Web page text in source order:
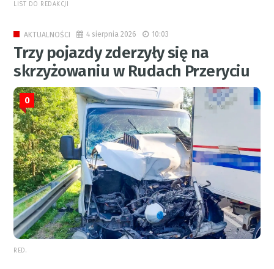
LIST DO REDAKCJI
AKTUALNOŚCI 4 sierpnia 2026 10:03
Trzy pojazdy zderzyły się na
skrzyżowaniu w Rudach Przeryciu
0
RED.